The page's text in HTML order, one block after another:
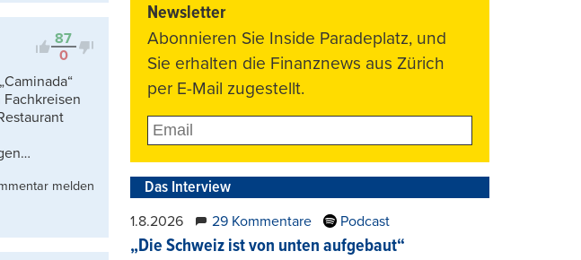
87
0
melden
Newsletter
Abonnieren Sie Inside Paradeplatz, und
Sie erhalten die Finanznews aus Zürich
per E-Mail zugestellt.
Das Interview
1.8.2026 29 Kommentare Podcast
„Die Schweiz ist von unten aufgebaut“